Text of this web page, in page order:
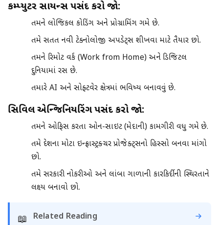
કમ્પ્યુટર સાયન્સ પસંદ કરો જો:
તમને લોજિકલ કોડિંગ અને પ્રોગ્રામિંગ ગમે છે.
તમે સતત નવી ટેક્નોલોજી અપડેટ્સ શીખવા માટે તૈયાર છો.
તમને રિમોટ વર્ક (Work from Home) અને ડિજિટલ
દુનિયામાં રસ છે.
તમારે AI અને સોફ્ટવેર ક્ષેત્રમાં ભવિષ્ય બનાવવું છે.
સિવિલ એન્જિનિયરિંગ પસંદ કરો જો:
તમને ઓફિસ કરતા ઓન-સાઇટ (મેદાની) કામગીરી વધુ ગમે છે.
તમે દેશના મોટા ઇન્ફ્રાસ્ટ્રક્ચર પ્રોજેક્ટ્સનો હિસ્સો બનવા માંગો
છો.
તમે સરકારી નોકરીઓ અને લાંબા ગાળાની કારકિર્દીની સ્થિરતાને
લક્ષ્ય બનાવો છો.
📖 Related Reading